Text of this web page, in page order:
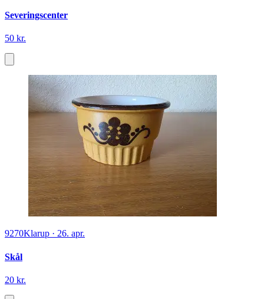
Severingscenter
50 kr.
9270Klarup · 26. apr.
Skål
20 kr.